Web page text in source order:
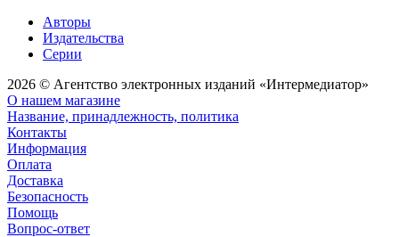
Авторы
Издательства
Серии
2026 © Агентство электронных изданий «Интермедиатор»
О нашем магазине
Название, принадлежность, политика
Контакты
Информация
Оплата
Доставка
Безопасность
Помощь
Вопрос-ответ